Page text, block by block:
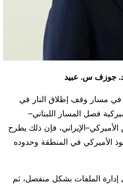
د. جوزف س. عبيد
في مسار وقف إطلاق النار في
فصل المسار اللبناني–
فإن ذلك يطرح
الأميركي في المنطقة وحدوده
الملفات بشكل منفصل، ثم